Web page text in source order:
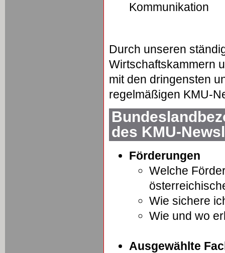
Kommunikation
Durch unseren
Wirtschaftskammern
mit den dringensten
regelmäßigen KMU-
des KMU-
Förderungen
Welche
Wie sichere
Wie und wo
Ausgewählte